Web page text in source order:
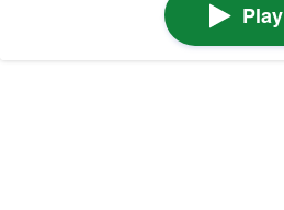
Play